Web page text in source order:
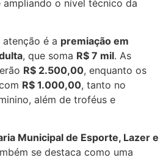
o nível técnico da
é a premiação em
, que soma R$ 7 mil. As
R$ 2.500,00, enquanto os
R$ 1.000,00, tanto no
além de troféus e
Municipal de Esporte, Lazer e
se destaca como uma